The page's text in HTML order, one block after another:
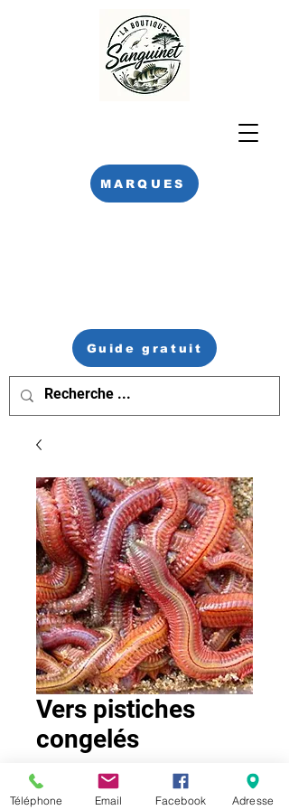
MARQUES
Guide gratuit
Vers pistiches
congelés
Vendus surgelés 5-6 pièces 15g
Téléphone Email Facebook Adresse